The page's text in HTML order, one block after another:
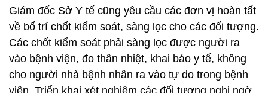
Giám đốc Sở Y tế cũng yêu cầu các đơn vị hoàn tất
về bố trí chốt kiểm soát, sàng lọc cho các đối tượng.
Các chốt kiểm soát phải sàng lọc được người ra
vào bệnh viện, đo thân nhiệt, khai báo y tế, không
cho người nhà bệnh nhân ra vào tự do trong bệnh
viện. Triển khai xét nghiệm các đối tượng nghi ngờ